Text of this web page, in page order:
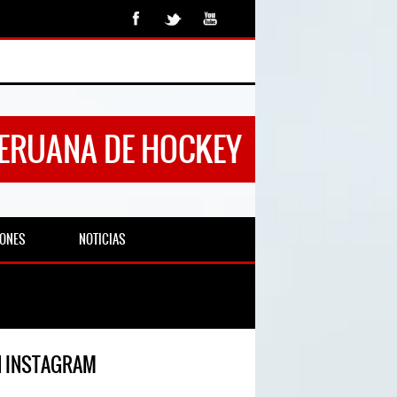
DE HOCKEY
NOTICIAS
INSTAGRAM